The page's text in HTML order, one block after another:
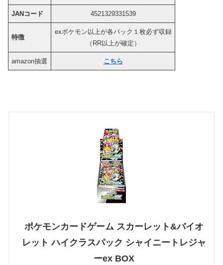
JANコード 4521329331539
特徴
exポケモン以上が各パック１枚必ず収録
（RR以上が確定）
amazon抽選 こちら
ポケモンカードゲーム スカーレット&バイオ
レット ハイクラスパック シャイニートレジャ
ーex BOX